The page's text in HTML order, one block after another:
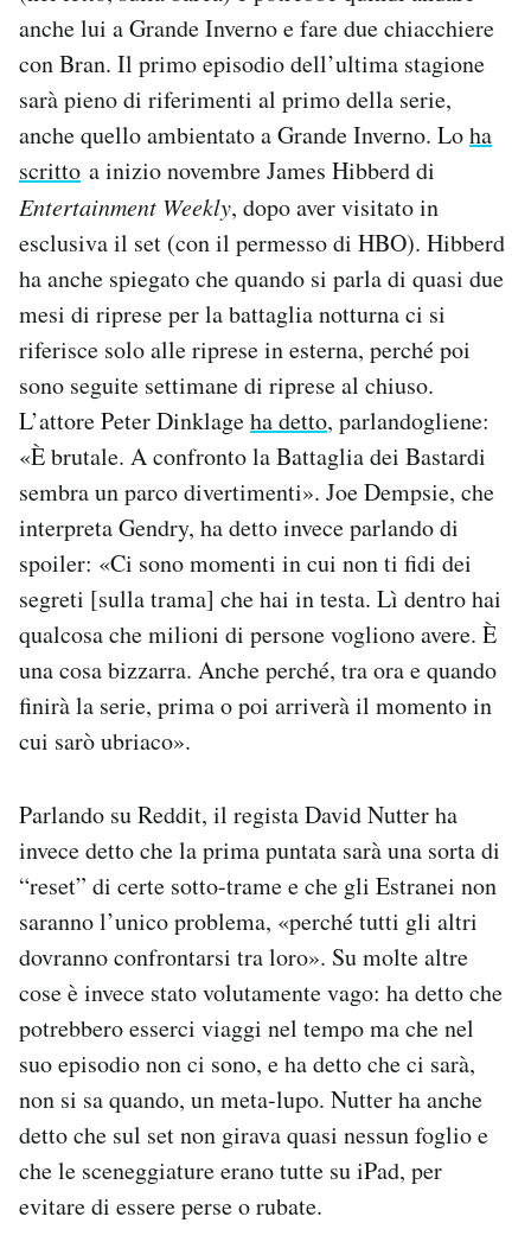
anche lui a Grande Inverno e fare due chiacchiere
con Bran. Il primo episodio dell’ultima stagione
sarà pieno di riferimenti al primo della serie,
anche quello ambientato a Grande Inverno. Loha
scritto a inizio novembre James Hibberd di
Entertainment Weekly, dopo aver visitato in
esclusiva il set (con il permesso di HBO). Hibberd
ha anche spiegato che quando si parla di quasi due
mesi di riprese per la battaglia notturna ci si
riferisce solo alle riprese in esterna, perché poi
sono seguite settimane di riprese al chiuso.
L’attore Peter Dinklageha detto, parlandogliene:
«È brutale. A confronto la Battaglia dei Bastardi
sembra un parco divertimenti». Joe Dempsie, che
interpreta Gendry, ha detto invece parlando di
spoiler: «Ci sono momenti in cui non ti fidi dei
segreti [sulla trama] che hai in testa. Lì dentro hai
qualcosa che milioni di persone vogliono avere. È
una cosa bizzarra. Anche perché, tra ora e quando
finirà la serie, prima o poi arriverà il momento in
cui sarò ubriaco».
Parlando su Reddit, il regista David Nutter ha
invece detto che la prima puntata sarà una sorta di
“reset” di certe sotto-trame e che gli Estranei non
saranno l’unico problema, «perché tutti gli altri
dovranno confrontarsi tra loro». Su molte altre
cose è invece stato volutamente vago: ha detto che
potrebbero esserci viaggi nel tempo ma che nel
suo episodio non ci sono, e ha detto che ci sarà,
non si sa quando, un meta-lupo. Nutter ha anche
detto che sul set non girava quasi nessun foglio e
che le sceneggiature erano tutte su iPad, per
evitare di essere perse o rubate.